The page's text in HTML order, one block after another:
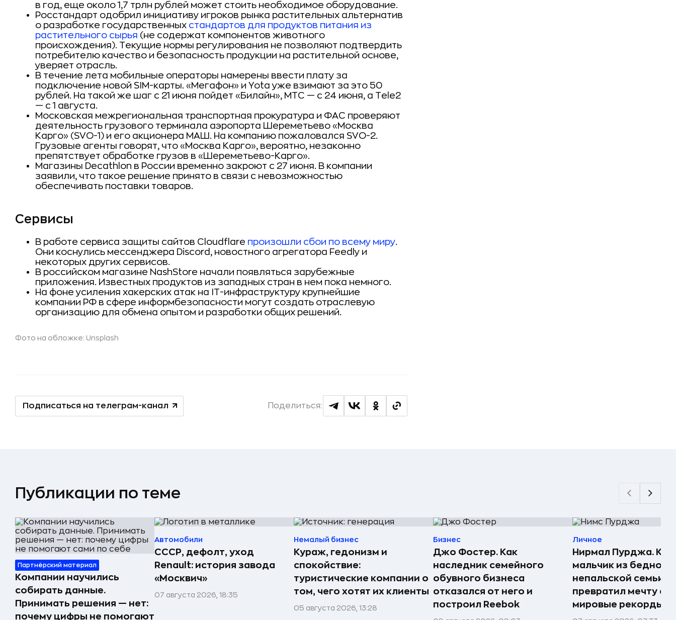
в год, еще около 1,7 трлн рублей может стоить необходимое оборудование.
Росстандарт одобрил инициативу игроков рынка растительных альтернатив
о разработке государственных стандартов для продуктов питания из
растительного сырья (не содержат компонентов животного
происхождения). Текущие нормы регулирования не позволяют подтвердить
потребителю качество и безопасность продукции на растительной основе,
уверяет отрасль.
В течение лета мобильные операторы намерены ввести плату за
подключение новой SIM-карты. «Мегафон» и Yota уже взимают за это 50
рублей. На такой же шаг с 21 июня пойдет «Билайн», МТС — с 24 июня, а Tele2
— с 1 августа.
Московская межрегиональная транспортная прокуратура и ФАС проверяют
деятельность грузового терминала аэропорта Шереметьево «Москва
Карго» (SVO-1) и его акционера МАШ. На компанию пожаловался SVO-2.
Грузовые агенты говорят, что «Москва Карго», вероятно, незаконно
препятствует обработке грузов в «Шереметьево-Карго».
Магазины Decathlon в России временно закроют с 27 июня. В компании
заявили, что такое решение принято в связи с невозможностью
обеспечивать поставки товаров.
Сервисы
В работе сервиса защиты сайтов Cloudflare произошли сбои по всему миру.
Они коснулись мессенджера Discord, новостного агрегатора Feedly и
некоторых других сервисов.
В российском магазине NashStore начали появляться зарубежные
приложения. Известных продуктов из западных стран в нем пока немного.
На фоне усиления хакерских атак на IT-инфраструктуру крупнейшие
компании РФ в сфере информбезопасности могут создать отраслевую
организацию для обмена опытом и разработки общих решений.
Фото на обложке: Unsplash
Подписаться на телеграм-канал Поделиться:
Публикации по теме
Партнёрский материал
Компании научились
собирать данные.
Принимать решения — нет:
почему цифры не помогают
Автомобили
СССР, дефолт, уход
Renault: история завода
«Москвич»
07 августа 2026, 18:35
Немалый бизнес
Кураж, гедонизм и
спокойствие:
туристические компании о
том, чего хотят их клиенты
05 августа 2026, 13:28
Бизнес
Джо Фостер. Как
наследник семейного
обувного бизнеса
отказался от него и
построил Reebok
Личное
Нирмал Пурджа. Как
мальчик из бедной
непальской семьи
превратил мечту о
мировые рекорды и